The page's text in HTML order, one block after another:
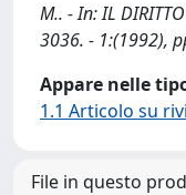
M.. - In: IL
3036. - 1:(1992),
Appare nelle
1.1 Articolo su
File in questo